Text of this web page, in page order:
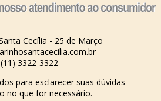
Cecília - 25 de Março
(11) 3322-3322
para esclarecer suas dúvidas
no que for necessário.